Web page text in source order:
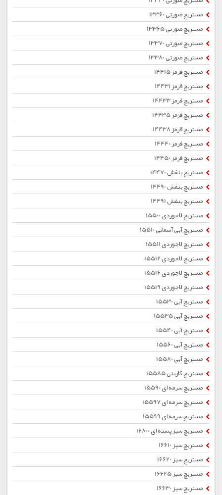
مستربچ صورتی 13360
مستربچ صورتی 13365
مستربچ صورتی 13370
مستربچ صورتی 13380
مستربچ قرمز 14415
مستربچ قرمز 14431
مستربچ قرمز 14433
مستربچ قرمز 14435
مستربچ قرمز 14438
مستربچ قرمز 14440
مستربچ قرمز 14450
مستربچ بنفش 14470
مستربچ بنفش 14490
مستربچ بنفش 14491
مستربچ لاجوردی 15500
مستربچ آبی آسمانی 15510
مستربچ لاجوردی 15511
مستربچ لاجوردی 15512
مستربچ لاجوردی 15516
مستربچ لاجوردی 15519
مستربچ آبی 15530
مستربچ آبی 15535
مستربچ آبی 15540
مستربچ آبی 15560
مستربچ آبی 15580
مستربچ کاربنی 15585
مستربچ سرمه ای 15590
مستربچ سرمه ای 15597
مستربچ سرمه ای 15599
مستربچ سبز پسته ای 16800
مستربچ سبز 16610
مستربچ سبز 16620
مستربچ سبز 16625
مستربچ سبز 16630